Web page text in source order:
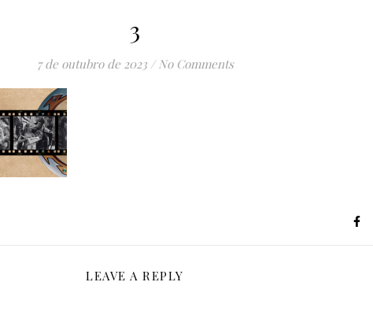
3
7 de outubro de 2023 / No Comments
LEAVE A REPLY